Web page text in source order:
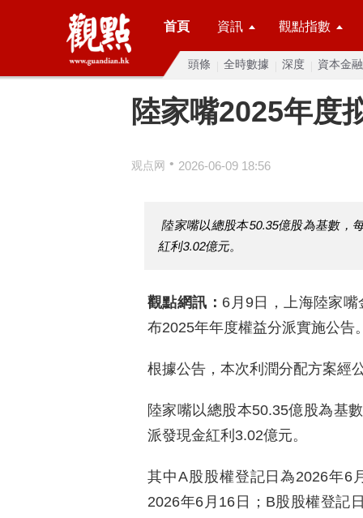
首頁 資訊 觀點指數
頭條 全時數據 深度 資本金融
陸家嘴2025年度
观点网 • 2026-06-09 18:56
陸家嘴以總股本50.35億股為基數，
紅利3.02億元。
觀點網訊： 6月9日，上海陸家
布2025年年度權益分派實施公告。
根據公告，本次利潤分配方案經
陸家嘴以總股本50.35億股為基
派發現金紅利3.02億元。
其中A股股權登記日為2026年6
2026年6月16日；B股股權登記